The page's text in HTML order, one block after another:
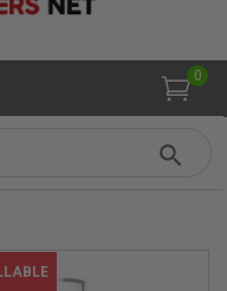
0
Lightening Genitalaufhellungs-